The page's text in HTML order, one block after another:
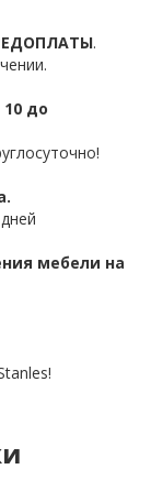
.
до
мебели на